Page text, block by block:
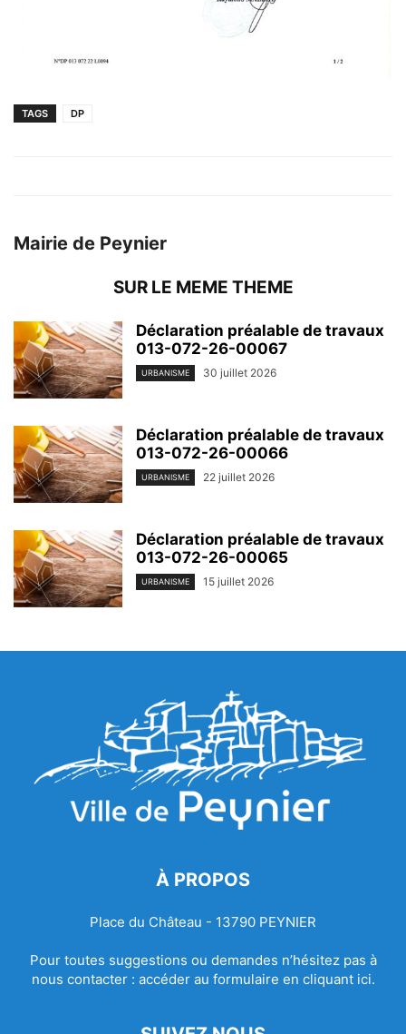
TAGS DP
Mairie de Peynier
SUR LE MEME THEME
Déclaration préalable de travaux
013-072-26-00067
URBANISME 30 juillet 2026
Déclaration préalable de travaux
013-072-26-00066
URBANISME 22 juillet 2026
Déclaration préalable de travaux
013-072-26-00065
URBANISME 15 juillet 2026
À PROPOS
Place du Château - 13790 PEYNIER
Pour toutes suggestions ou demandes n’hésitez pas à
nous contacter : accéder au formulaire en cliquant ici.